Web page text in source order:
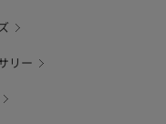
リー